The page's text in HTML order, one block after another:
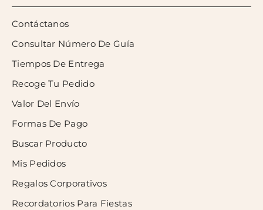
Contáctanos
Consultar Número De Guía
Tiempos De Entrega
Recoge Tu Pedido
Valor Del Envío
Formas De Pago
Buscar Producto
Mis Pedidos
Regalos Corporativos
Recordatorios Para Fiestas